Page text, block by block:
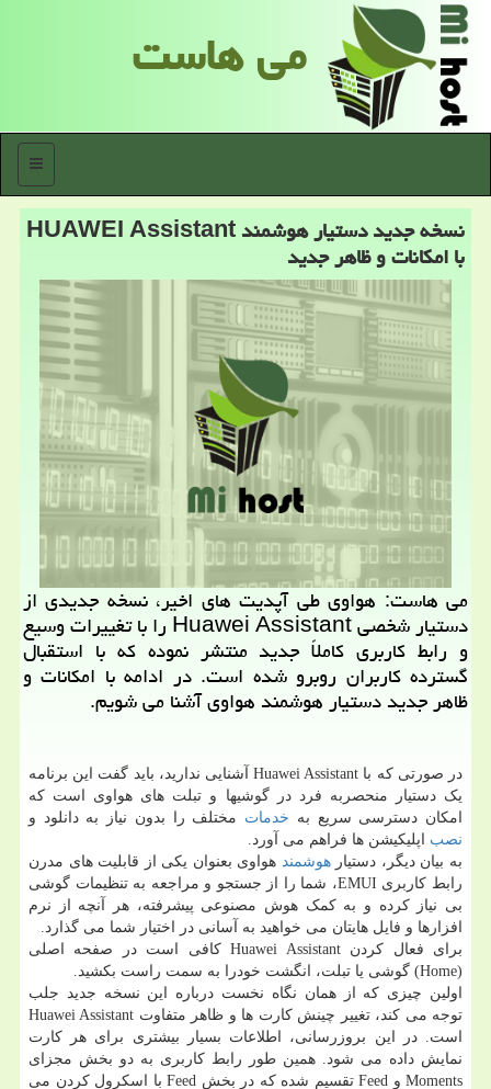
می هاست
منو
نسخه جدید دستیار هوشمند HUAWEI Assistant
با امكانات و ظاهر جدید
می هاست: هواوی طی آپدیت های اخیر، نسخه جدیدی از
دستیار شخصی Huawei Assistant را با تغییرات وسیع
و رابط کاربری کاملاً جدید منتشر نموده که با استقبال
گسترده کاربران روبرو شده است. در ادامه با امکانات و
ظاهر جدید دستیار هوشمند هواوی آشنا می شویم.
در صورتی که با Huawei Assistant آشنایی ندارید، باید گفت این برنامه
یک دستیار منحصربه فرد در گوشیها و تبلت های هواوی است که
امکان دسترسی سریع به خدمات مختلف را بدون نیاز به دانلود و
نصب اپلیکیشن ها فراهم می آورد.
به بیان دیگر، دستیارهوشمند هواوی بعنوان یکی از قابلیت های مدرن
رابط کاربری EMUI، شما را از جستجو و مراجعه به تنظیمات گوشی
بی نیاز کرده و به کمک هوش مصنوعی پیشرفته، هر آنچه از نرم
افزارها و فایل هایتان می خواهید به آسانی در اختیار شما می گذارد.
برای فعال کردن Huawei Assistant کافی است در صفحه اصلی
(Home) گوشی یا تبلت، انگشت خودرا به سمت راست بکشید.
اولین چیزی که از همان نگاه نخست درباره این نسخه جدید جلب
توجه می کند، تغییر چینش کارت ها و ظاهر متفاوت Huawei Assistant
است. در این بروزرسانی، اطلاعات بسیار بیشتری برای هر کارت
نمایش داده می شود. همین طور رابط کاربری به دو بخش مجزای
Moments و Feed تقسیم شده که در بخش Feed با اسکرول کردن می